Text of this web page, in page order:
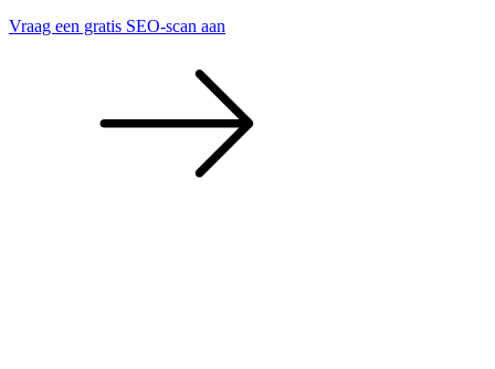
Vraag een gratis SEO-scan aan